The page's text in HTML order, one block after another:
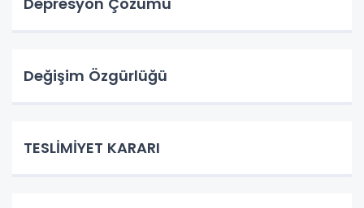
Değişim Özgürlüğü
TESLİMİYET KARARI